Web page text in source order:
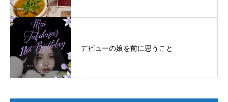
デビューの娘を前に思うこと